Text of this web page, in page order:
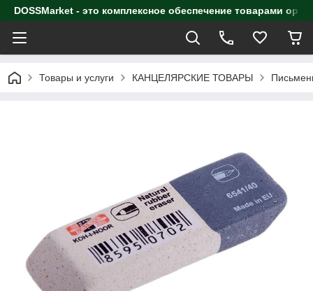
DOSSMarket - это комплексное обеспечение товарами
Товары и услуги КАНЦЕЛЯРСКИЕ ТОВАРЫ